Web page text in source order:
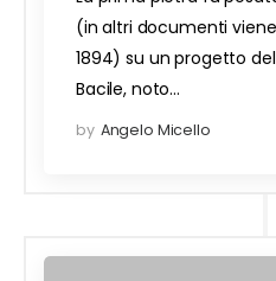
(in altri documenti
1894) su un progetto
Bacile, noto…
by Angelo Micello